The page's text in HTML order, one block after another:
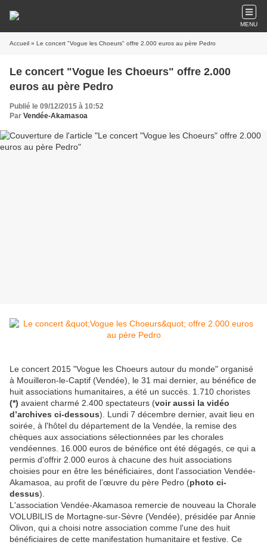
MENU
Accueil » Le concert "Vogue les Choeurs" offre 2.000 euros au père Pedro
Le concert "Vogue les Choeurs" offre 2.000
euros au père Pedro
Publié le 09/12/2015 à 10:52
Par Vendée-Akamasoa
Le concert 2015 "Vogue les Choeurs autour du monde" organisé
à Mouilleron-le-Captif (Vendée), le 31 mai dernier, au bénéfice de
huit associations humanitaires, a été un succès. 1.710 choristes
(*) avaient charmé 2.400 spectateurs (voir aussi la vidéo
d’archives ci-dessous). Lundi 7 décembre dernier, avait lieu en
soirée, à l'hôtel du département de la Vendée, la remise des
chèques aux associations sélectionnées par les chorales
vendéennes. 16.000 euros de bénéfice ont été dégagés, ce qui a
permis d'offrir 2.000 euros à chacune des huit associations
choisies pour en être les bénéficiaires, dont l’association Vendée-
Akamasoa, au profit de l’œuvre du père Pedro (photo ci-
dessus).
L'association Vendée-Akamasoa remercie de nouveau la Chorale
VOLUBILIS de Mortagne-sur-Sèvre (Vendée), présidée par Annie
Olivon, qui a choisi notre association comme l'une des huit
bénéficiaires de cette manifestation humanitaire et festive. Ce